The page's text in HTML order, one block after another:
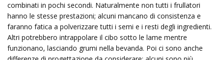
combinati in pochi secondi. Naturalmente non tutti i frullatori
hanno le stesse prestazioni; alcuni mancano di consistenza e
faranno fatica a polverizzare tutti i semi e i resti degli ingredienti.
Altri potrebbero intrappolare il cibo sotto le lame mentre
funzionano, lasciando grumi nella bevanda. Poi ci sono anche